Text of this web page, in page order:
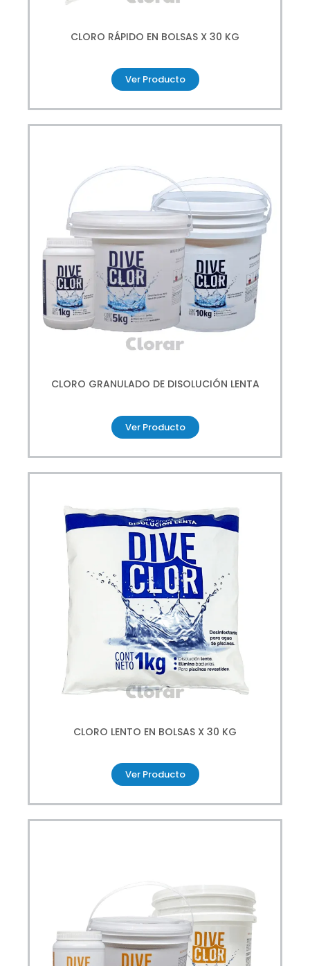
CLORO RÁPIDO EN BOLSAS X 30 KG
Ver Producto
CLORO GRANULADO DE DISOLUCIÓN LENTA
Ver Producto
CLORO LENTO EN BOLSAS X 30 KG
Ver Producto